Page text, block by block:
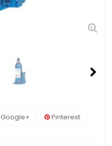
Google+ Pinterest